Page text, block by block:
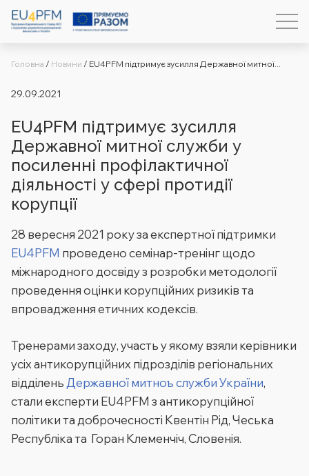
Головна / Новини / EU4PFM підтримує зусилля Державної митної...
29.09.2021
EU4PFM підтримує зусилля
Державної митної служби у
посиленні профілактичної
діяльності у сфері протидії
корупції
28 вересня 2021 року за експертної підтримки
EU4PFM проведено семінар-тренінг щодо
міжнародного досвіду з розробки методології
проведення оцінки корупційних ризиків та
впровадження етичних кодексів.
Тренерами заходу, участь у якому взяли керівники
усіх антикорупційних підрозділів регіональних
відділень Державної митноъ служби України,
стали експерти EU4PFM з антикорупційної
політики та доброчесності Квентін Рід, Чеська
Республіка та Горан Клеменчіч, Словенія.